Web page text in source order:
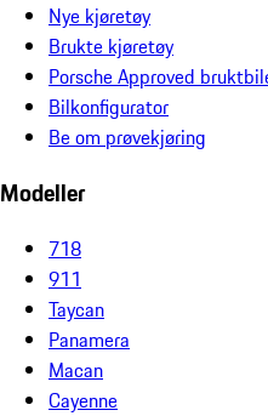
Nye kjøretøy
Brukte kjøretøy
Porsche Approved
Bilkonfigurator
Be om prøvekjøring
Modeller
718
911
Taycan
Panamera
Macan
Cayenne